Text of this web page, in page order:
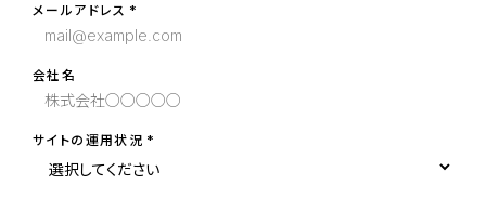
メールアドレス
会社名
サイトの運用状況